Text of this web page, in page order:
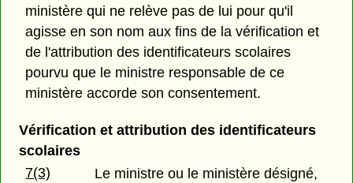
ministère qui ne relève pas de lui pour qu'il
agisse en son nom aux fins de la vérification et
de l'attribution des identificateurs scolaires
pourvu que le ministre responsable de ce
ministère accorde son consentement.
Vérification et attribution des identificateurs
scolaires
7(3)
Le ministre ou le ministère désigné,